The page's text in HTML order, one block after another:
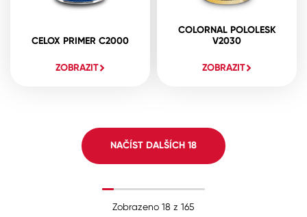
CELOX PRIMER C2000
ZOBRAZIT
COLORNAL POLOLESK
V2030
ZOBRAZIT
NAČÍST DALŠÍCH 18
Zobrazeno 18 z 165